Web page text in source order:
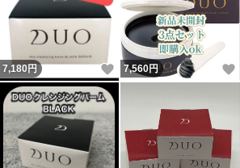
いいね！
7,180 円 いいね！
7,560円